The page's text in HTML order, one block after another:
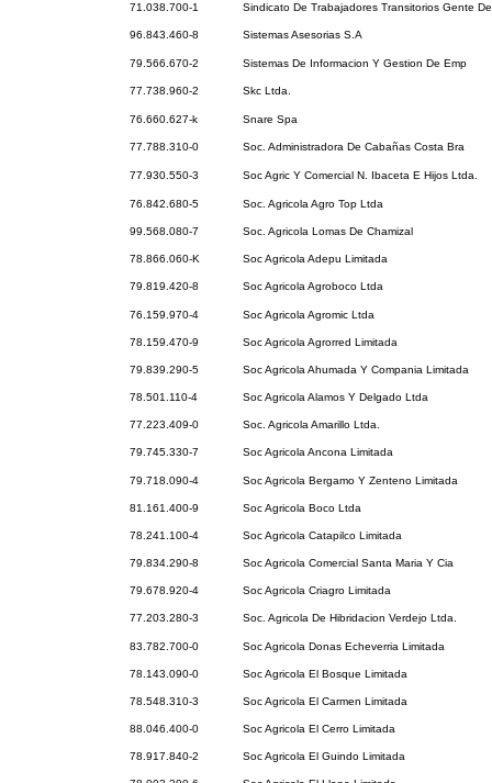
71.038.700-1 Sindicato De Trabajadores Transitorios Gente
96.843.460-8 Sistemas Asesorias S.A
79.566.670-2 Sistemas De Informacion Y Gestion De Emp
77.738.960-2 Skc Ltda.
76.660.627-k Snare Spa
77.788.310-0 Soc. Administradora De Cabañas Costa Bra
77.930.550-3 Soc Agric Y Comercial N. Ibaceta E Hijos Ltda.
76.842.680-5 Soc. Agricola Agro Top Ltda
99.568.080-7 Soc. Agricola Lomas De Chamizal
78.866.060-K Soc Agricola Adepu Limitada
79.819.420-8 Soc Agricola Agroboco Ltda
76.159.970-4 Soc Agricola Agromic Ltda
78.159.470-9 Soc Agricola Agrorred Limitada
79.839.290-5 Soc Agricola Ahumada Y Compania Limitada
78.501.110-4 Soc Agricola Alamos Y Delgado Ltda
77.223.409-0 Soc. Agricola Amarillo Ltda.
79.745.330-7 Soc Agricola Ancona Limitada
79.718.090-4 Soc Agricola Bergamo Y Zenteno Limitada
81.161.400-9 Soc Agricola Boco Ltda
78.241.100-4 Soc Agricola Catapilco Limitada
79.834.290-8 Soc Agricola Comercial Santa Maria Y Cia
79.678.920-4 Soc Agricola Criagro Limitada
77.203.280-3 Soc. Agricola De Hibridacion Verdejo Ltda.
83.782.700-0 Soc Agricola Donas Echeverria Limitada
78.143.090-0 Soc Agricola El Bosque Limitada
78.548.310-3 Soc Agricola El Carmen Limitada
88.046.400-0 Soc Agricola El Cerro Limitada
78.917.840-2 Soc Agricola El Guindo Limitada